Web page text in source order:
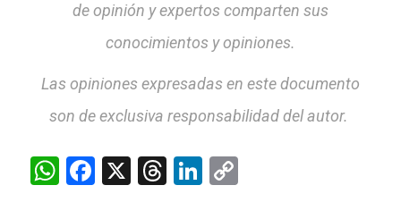
de opinión y expertos comparten sus
conocimientos y opiniones.
Las opiniones expresadas en este documento
son de exclusiva responsabilidad del autor.
WhatsApp
Facebook
X Threads
LinkedIn